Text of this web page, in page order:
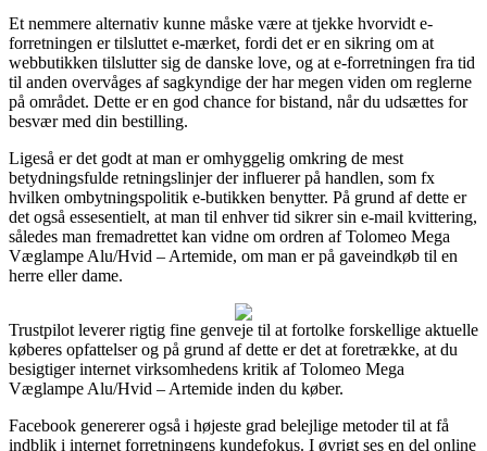
Et nemmere alternativ kunne måske være at tjekke hvorvidt e-
forretningen er tilsluttet e-mærket, fordi det er en sikring om at
webbutikken tilslutter sig de danske love, og at e-forretningen fra tid
til anden overvåges af sagkyndige der har megen viden om reglerne
på området. Dette er en god chance for bistand, når du udsættes for
besvær med din bestilling.
Ligeså er det godt at man er omhyggelig omkring de mest
betydningsfulde retningslinjer der influerer på handlen, som fx
hvilken ombytningspolitik e-butikken benytter. På grund af dette er
det også essesentielt, at man til enhver tid sikrer sin e-mail kvittering,
således man fremadrettet kan vidne om ordren af Tolomeo Mega
Væglampe Alu/Hvid – Artemide, om man er på gaveindkøb til en
herre eller dame.
Trustpilot leverer rigtig fine genveje til at fortolke forskellige aktuelle
køberes opfattelser og på grund af dette er det at foretrække, at du
besigtiger internet virksomhedens kritik af Tolomeo Mega
Væglampe Alu/Hvid – Artemide inden du køber.
Facebook genererer også i højeste grad belejlige metoder til at få
indblik i internet forretningens kundefokus. I øvrigt ses en del online